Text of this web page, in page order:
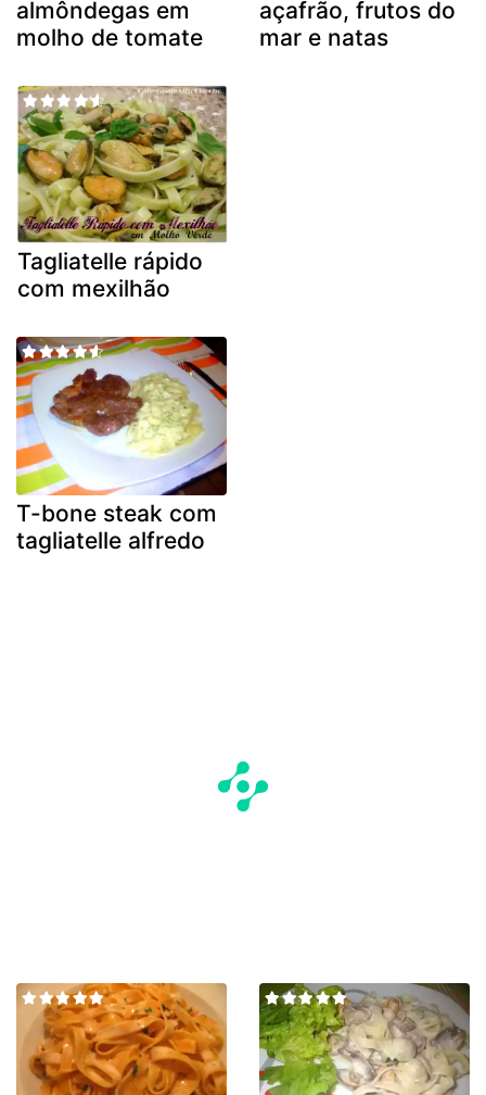
almôndegas em
molho de tomate
açafrão, frutos do
mar e natas
Tagliatelle rápido
com mexilhão
T-bone steak com
tagliatelle alfredo